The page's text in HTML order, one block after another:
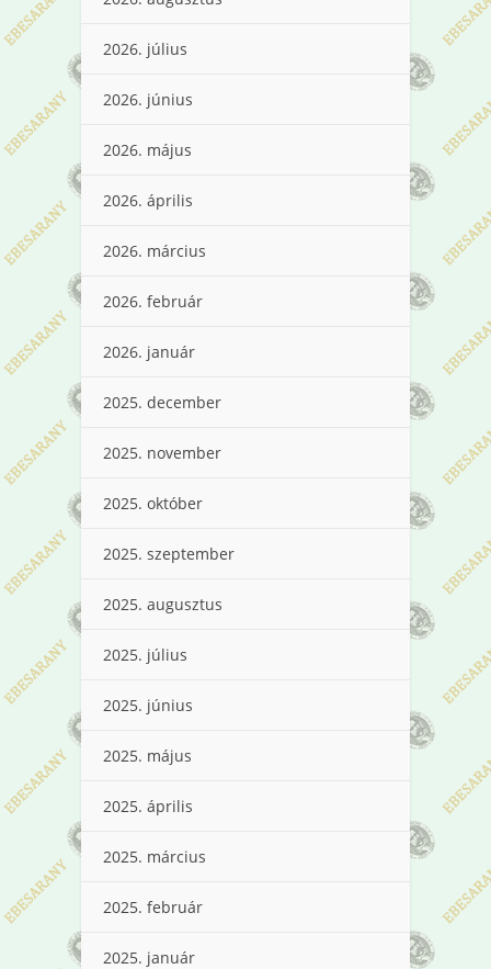
2026. július
2026. június
2026. május
2026. április
2026. március
2026. február
2026. január
2025. december
2025. november
2025. október
2025. szeptember
2025. augusztus
2025. július
2025. június
2025. május
2025. április
2025. március
2025. február
2025. január